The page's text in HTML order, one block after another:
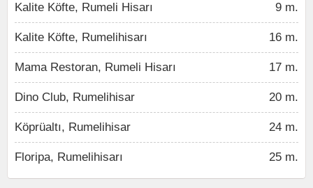
Kalite Köfte, Rumeli Hisarı 9 m.
Kalite Köfte, Rumelihisarı 16 m.
Mama Restoran, Rumeli Hisarı 17 m.
Dino Club, Rumelihisar 20 m.
Köprüaltı, Rumelihisar 24 m.
Floripa, Rumelihisarı 25 m.